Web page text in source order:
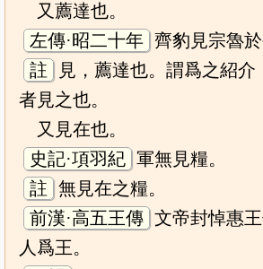
又薦達也。
左傳·昭二十年 齊豹見宗魯於
註
見，薦達也。謂爲之紹介
者見之也。
又見在也。
史記·項羽紀 軍無見糧。
註 無見在之糧。
前漢·高五王傳 文帝封悼惠
人爲王。